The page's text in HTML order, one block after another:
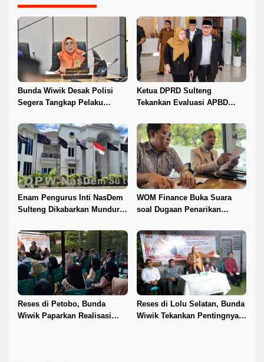
Bunda Wiwik Desak Polisi
Segera Tangkap Pelaku
di Duyu
Ketua DPRD Sulteng
Tekankan Evaluasi APBD
Enam Pengurus Inti NasDem
Sulteng Dikabarkan Mundur,
Menyatakan Sikap
WOM Finance Buka Suara
soal Dugaan Penarikan
Proses Sesuai Ketentuan
Hukum
Reses di Petobo, Bunda
Wiwik Paparkan Realisasi
Reses di Lolu Selatan, Bunda
Wiwik Tekankan Pentingnya